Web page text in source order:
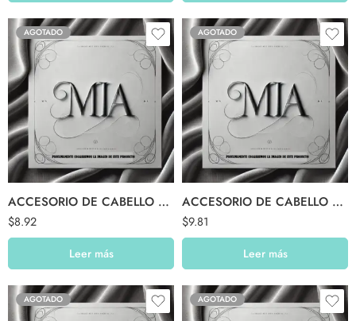
AGOTADO
ACCESORIO DE CABELLO $09.99
$8.92
Leer más
AGOTADO
ACCESORIO DE CABELLO $10.99
$9.81
Leer más
AGOTADO AGOTADO